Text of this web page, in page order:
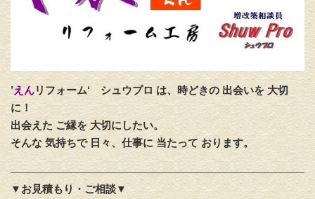
’えんリフォーム‘シュウプロ は、時どきの 出会いを 大切
に！
出会えた ご縁を 大切にしたい。
そんな 気持ちで 日々、仕事に 当たって おります。
▼お見積もり・ご相談▼